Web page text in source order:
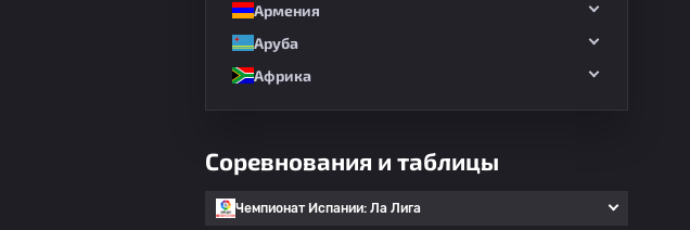
Армения
Аруба
Африка
Соревнования и таблицы
Чемпионат Испании: Ла Лига